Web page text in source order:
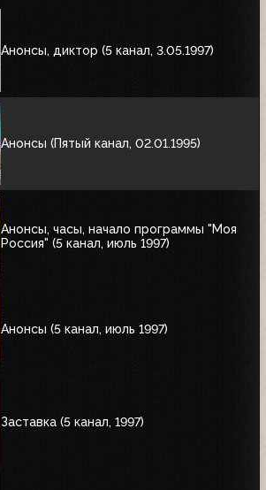
Анонсы, диктор (5 канал, 3.05.1997)
Анонсы (Пятый канал, 02.01.1995)
Анонсы, часы, начало программы "Моя
Россия" (5 канал, июль 1997)
Анонсы (5 канал, июль 1997)
Заставка (5 канал, 1997)